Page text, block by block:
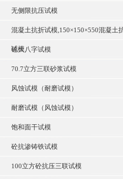
无侧限抗压试模
混凝土抗折试模,150×150×550混凝土
试模
砼大八字试模
70.7立方三联砂浆试模
风蚀试模（耐磨试模）
耐磨试模（风蚀试模）
饱和面干试模
砼抗渗铸铁试模
100立方砼抗压三联试模